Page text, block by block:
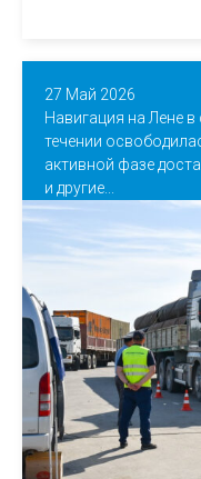
27 Май 2026
Навигация на Лене
течении
активной фазе
и другие...